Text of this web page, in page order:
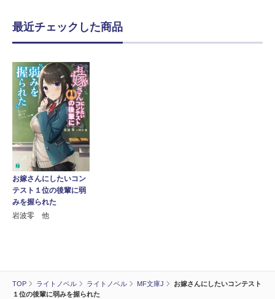
TOP ライトノベル ライトノベル MF文庫J
お嫁さんにしたいコンテスト
１位の後輩に弱みを握られた
最近チェックした商品
お嫁さんにしたいコン
テスト１位の後輩に弱
みを握られた
岩波零 他